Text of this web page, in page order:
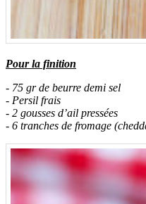
Pour la finition
- 75 gr de beurre demi sel
- Persil frais
- 2 gousses d’ail pressées
- 6 tranches de fromage